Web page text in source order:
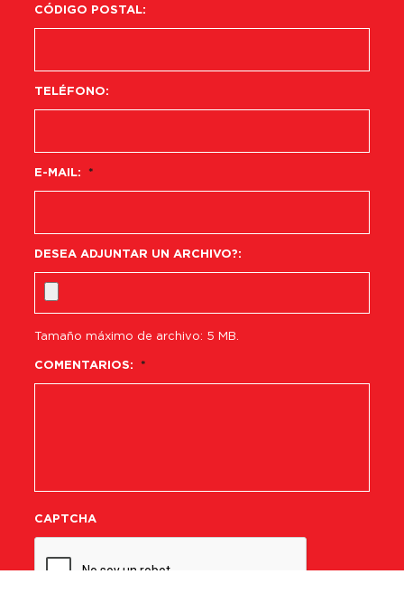
CÓDIGO POSTAL:
TELÉFONO:
E-MAIL: *
DESEA ADJUNTAR UN ARCHIVO?:
Tamaño máximo de archivo: 5 MB.
COMENTARIOS: *
CAPTCHA